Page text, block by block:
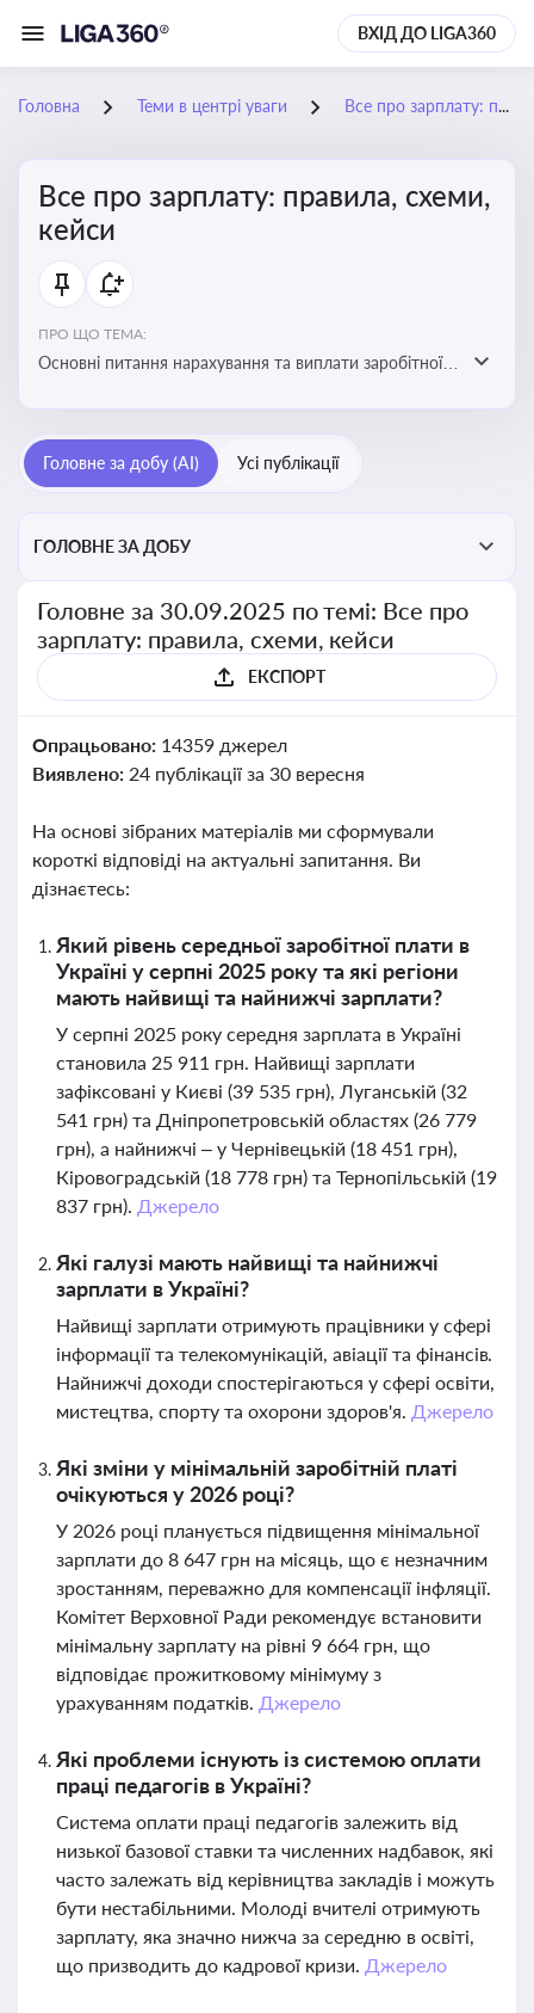
ВХІД ДО LIGA360
Головна Теми в центрі уваги Все про зарплату: правила, схеми, кейси
Все про зарплату: правила, схеми,
кейси
ПРО ЩО ТЕМА:
Основні питання нарахування та виплати заробітної
інформації про можливі схеми зловживань
Головне за добу (AI) Усі публікації
ГОЛОВНЕ ЗА ДОБУ
Головне за 30.09.2025 по темі: Все про
зарплату: правила, схеми, кейси
ЕКСПОРТ
Опрацьовано: 14359 джерел
Виявлено: 24 публікації за 30 вересня
На основі зібраних матеріалів ми сформували
короткі відповіді на актуальні запитання. Ви
дізнаєтесь:
Який рівень середньої заробітної плати в
Україні у серпні 2025 року та які регіони
мають найвищі та найнижчі зарплати?
У серпні 2025 року середня зарплата в Україні
становила 25 911 грн. Найвищі зарплати
зафіксовані у Києві (39 535 грн), Луганській (32
541 грн) та Дніпропетровській областях (26 779
грн), а найнижчі – у Чернівецькій (18 451 грн),
Кіровоградській (18 778 грн) та Тернопільській (19
837 грн). Джерело
Які галузі мають найвищі та найнижчі
зарплати в Україні?
Найвищі зарплати отримують працівники у сфері
інформації та телекомунікацій, авіації та фінансів.
Найнижчі доходи спостерігаються у сфері освіти,
мистецтва, спорту та охорони здоров'я. Джерело
Які зміни у мінімальній заробітній платі
очікуються у 2026 році?
У 2026 році планується підвищення мінімальної
зарплати до 8 647 грн на місяць, що є незначним
зростанням, переважно для компенсації інфляції.
Комітет Верховної Ради рекомендує встановити
мінімальну зарплату на рівні 9 664 грн, що
відповідає прожитковому мінімуму з
урахуванням податків. Джерело
Які проблеми існують із системою оплати
праці педагогів в Україні?
Система оплати праці педагогів залежить від
низької базової ставки та численних надбавок, які
часто залежать від керівництва закладів і можуть
бути нестабільними. Молоді вчителі отримують
зарплату, яка значно нижча за середню в освіті,
що призводить до кадрової кризи. Джерело